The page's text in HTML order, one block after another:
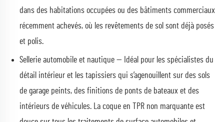
dans des habitations occupées ou des bâtiments commerciaux
récemment achevés, où les revêtements de sol sont déjà posés
et polis.
Sellerie automobile et nautique — Idéal pour les spécialistes du
détail intérieur et les tapissiers qui s’agenouillent sur des sols
de garage peints, des finitions de ponts de bateaux et des
intérieurs de véhicules. La coque en TPR non marquante est